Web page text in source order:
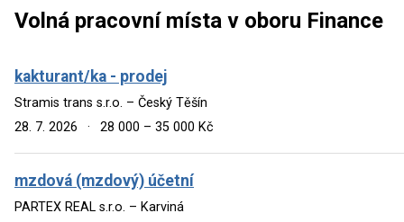
Volná pracovní místa v oboru Finance
kakturant/ka - prodej
Stramis trans s.r.o. – Český Těšín
28. 7. 2026
· 28 000 – 35 000 Kč
mzdová (mzdový) účetní
PARTEX REAL s.r.o. – Karviná